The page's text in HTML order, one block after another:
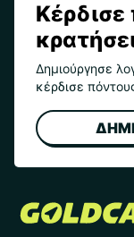
Κέρδισε
Δημιούργησε
κέρδισε